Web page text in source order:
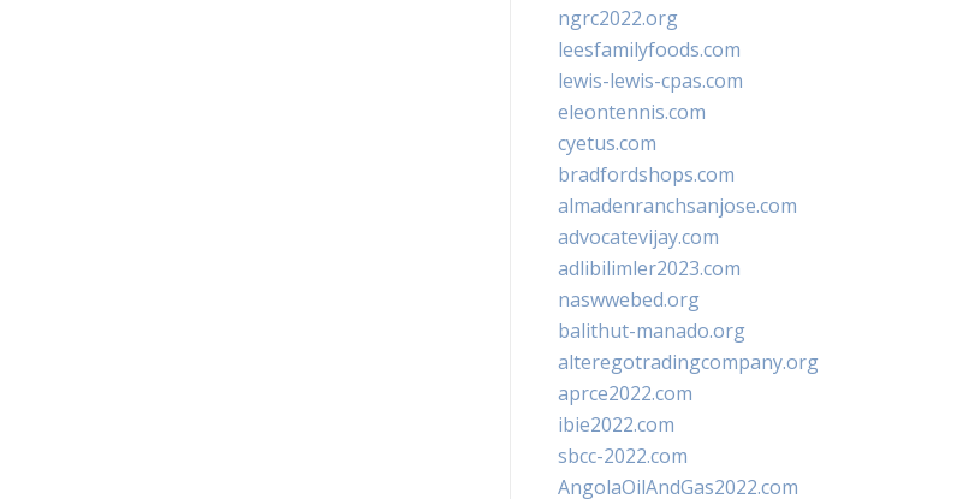
ngrc2022.org
leesfamilyfoods.com
lewis-lewis-cpas.com
eleontennis.com
cyetus.com
bradfordshops.com
almadenranchsanjose.com
advocatevijay.com
adlibilimler2023.com
naswwebed.org
balithut-manado.org
alteregotradingcompany.org
aprce2022.com
ibie2022.com
sbcc-2022.com
AngolaOilAndGas2022.com